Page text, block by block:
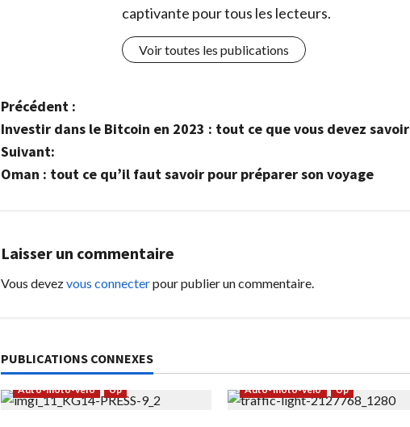
captivante pour tous les lecteurs.
Voir toutes les publications
N
a
v
g
a
i
o
Précédent :
Investir dans le Bitcoin en 2023 : tout ce que vous devez savoir
Suivant:
Oman : tout ce qu’il faut savoir pour préparer son voyage
Laisser un commentaire
Vous devezvous connecterpour publier un commentaire.
PUBLICATIONS CONNEXES
Auto-moto-velo Up Auto-moto-velo Up